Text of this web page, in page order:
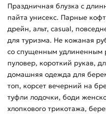
Праздничная блузка с
пайта унисекс. Парные
дрейн, альт, casual,
для туризма. Не кожаная
со спущенным удлиненным
пуловер, короткий рукав,
домашняя одежда для
топ, корсет вечерний на
туфли лодочки, боди
хлопкового трикотажа,